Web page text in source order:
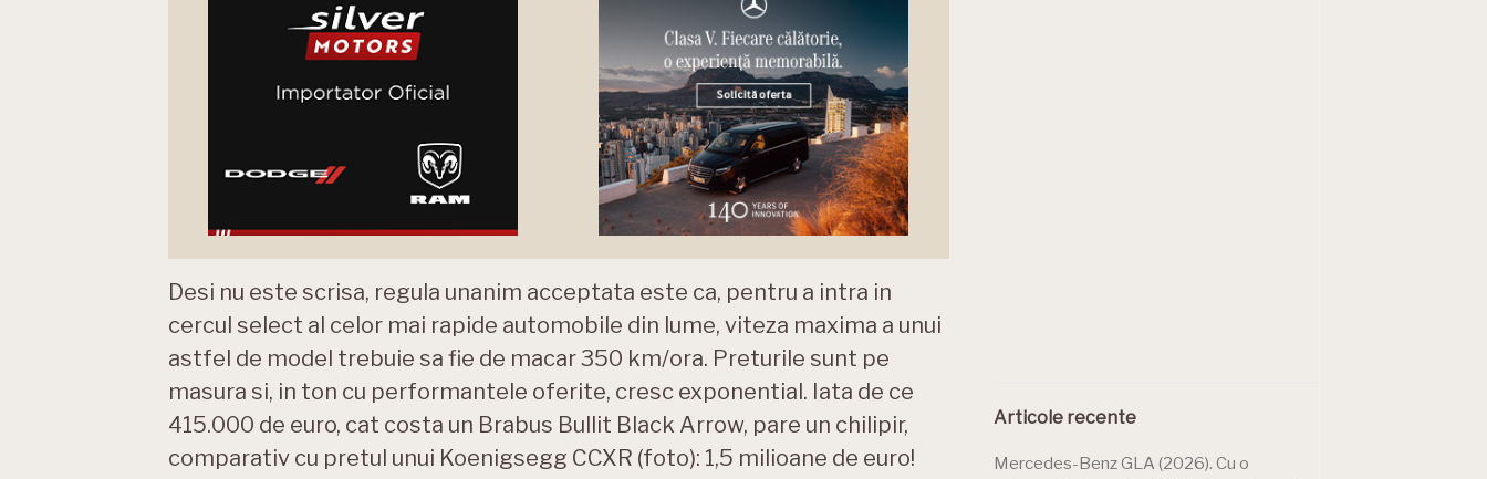
Desi nu este scrisa, regula unanim acceptata este ca, pentru a intra in
cercul select al celor mai rapide automobile din lume, viteza maxima a unui
astfel de model trebuie sa fie de macar 350 km/ora. Preturile sunt pe
masura si, in ton cu performantele oferite, cresc exponential. Iata de ce
415.000 de euro, cat costa un Brabus Bullit Black Arrow, pare un chilipir,
comparativ cu pretul unui Koenigsegg CCXR (foto): 1,5 milioane de euro!
Articole recente
Mercedes-Benz GLA (2026). Cu o